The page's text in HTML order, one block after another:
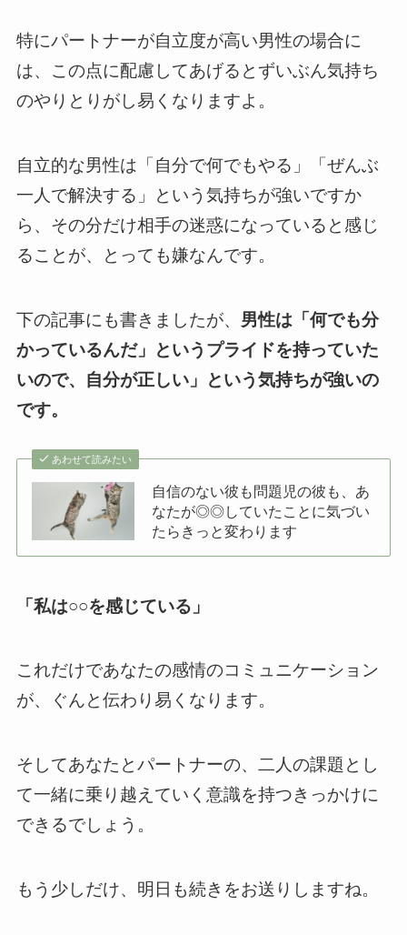
特にパートナーが自立度が高い男性の場合に
は、この点に配慮してあげるとずいぶん気持ち
のやりとりがし易くなりますよ。
自立的な男性は「自分で何でもやる」「ぜんぶ
一人で解決する」という気持ちが強いですか
ら、その分だけ相手の迷惑になっていると感じ
ることが、とっても嫌なんです。
下の記事にも書きましたが、 男性は「何でも分
かっているんだ」というプライドを持っていた
いので、自分が正しい」という気持ちが強いの
です。
あわせて読みたい
自信のない彼も問題児の彼も、あ
なたが◎◎していたことに気づい
たらきっと変わります
「私は○○を感じている」
これだけであなたの感情のコミュニケーション
が、ぐんと伝わり易くなります。
そしてあなたとパートナーの、二人の課題とし
て一緒に乗り越えていく意識を持つきっかけに
できるでしょう。
もう少しだけ、明日も続きをお送りしますね。